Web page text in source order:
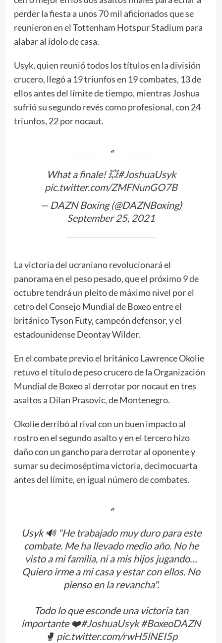
perder la fiesta a unos 70 mil aficionados que se
reunieron en el Tottenham Hotspur Stadium para
alabar al ídolo de casa.
Usyk, quien reunió todos los títulos en la división
crucero, llegó a 19 triunfos en 19 combates, 13 de
ellos antes del límite de tiempo, mientras Joshua
sufrió su segundo revés como profesional, con 24
triunfos, 22 por nocaut.
What a finale! 💥#JoshuaUsyk
pic.twitter.com/ZMFNunGO7B
— DAZN Boxing (@DAZNBoxing)
September 25, 2021
La victoria del ucraniano revolucionará el
panorama en el peso pesado, que el próximo 9 de
octubre tendrá un pleito de máximo nivel por el
cetro del Consejo Mundial de Boxeo entre el
británico Tyson Futy, campeón defensor, y el
estadounidense Deontay Wilder.
En el combate previo el británico Lawrence Okolie
retuvo el título de peso crucero de la Organización
Mundial de Boxeo al derrotar por nocaut en tres
asaltos a Dilan Prasovic, de Montenegro.
Okolie derribó al rival con un buen impacto al
rostro en el segundo asalto y en el tercero hizo
daño con un gancho para derrotar al oponente y
sumar su decimoséptima victoria, decimocuarta
antes del límite, en igual número de combates.
Usyk 🔊 "He trabajado muy duro para este
combate. Me ha llevado medio año. No he
visto a mi familia, ni a mis hijos jugando…
Quiero irme a mi casa y estar con ellos. No
pienso en la revancha".
Todo lo que esconde una victoria tan
importante ❤️#JoshuaUsyk #BoxeoDAZN
🥊 pic.twitter.com/rwH5lNEI5p